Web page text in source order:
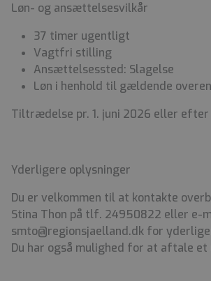
Løn- og ansættelsesvilkår
37 timer ugentligt
Vagtfri stilling
Ansættelsessted: Slagelse
Løn i henhold til gældende
Tiltrædelse pr. 1. juni 2026 eller
Yderligere oplysninger
Du er velkommen til at kontakte
Stina Thon på tlf. 24950822 eller e-
smto@regionsjaelland.dk for
Du har også mulighed for at aftale